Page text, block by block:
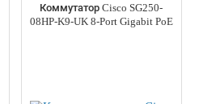
Коммутатор Cisco SG250-
08HP-K9-UK 8-Port Gigabit PoE